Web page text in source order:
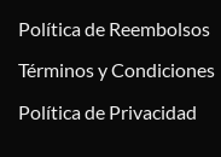
Política de Reembolsos
Términos y Condiciones
Política de Privacidad